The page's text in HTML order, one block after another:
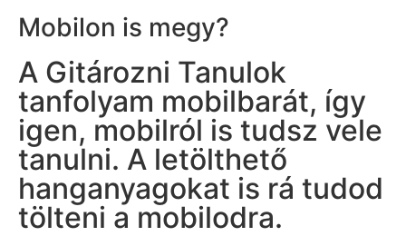
Mobilon is megy?
A Gitározni Tanulok
tanfolyam mobilbarát, így
igen, mobilról is tudsz vele
tanulni. A letölthető
hanganyagokat is rá tudod
tölteni a mobilodra.